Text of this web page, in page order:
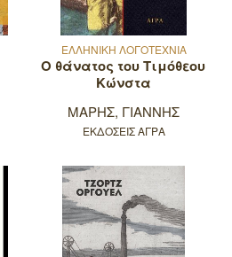
ΕΛΛΗΝΙΚΗ ΛΟΓΟΤΕΧΝΙΑ
Ο θάνατος του Τιμόθεου
Κώνστα
ΜΑΡΗΣ, ΓΙΑΝΝΗΣ
ΕΚΔΟΣΕΙΣ ΑΓΡΑ